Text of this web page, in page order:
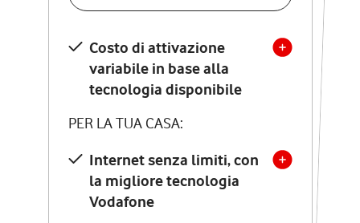
Costo di attivazione
variabile in base alla
tecnologia disponibile
PER LA TUA CASA:
Internet senza limiti, con
la migliore tecnologia
Vodafone
Costo di attivazione
variabile in base alla
tecnologia disponibile
PER LA TUA CASA:
Internet senza limiti, con
la migliore tecnologia
Vodafone
Modem Seven con Wi-Fi 7